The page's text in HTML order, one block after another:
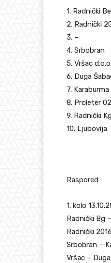
1. Radnički
2. Radnički
3. –
4. Srbobran
5. Vršac d.o.o.
6. Duga
7.
8. Proleter
9. Radnički
10. Ljubovija
Raspored
1. kolo
Radnički Bg
Radnički
Srbobran –
Vršac – Duga